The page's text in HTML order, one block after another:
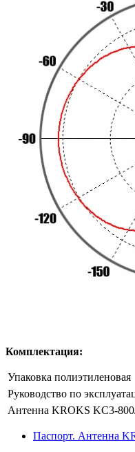
Комплектация:
Упаковка полиэтиленовая
Руководство по
Антенна KROKS KC3-
Паспорт. Антенна